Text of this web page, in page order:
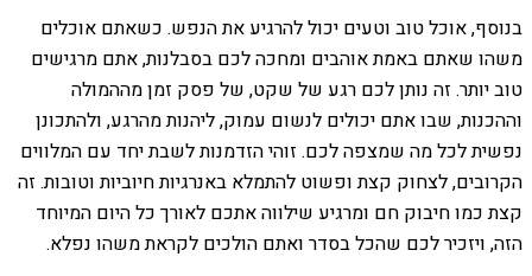
בנוסף, אוכל טוב וטעים יכול להרגיע את הנפש. כשאתם אוכלים
משהו שאתם באמת אוהבים ומחכה לכם בסבלנות, אתם מרגישים
טוב יותר. זה נותן לכם רגע של שקט, של פסק זמן מההמולה
וההכנות, שבו אתם יכולים לנשום עמוק, ליהנות מהרגע, ולהתכונן
נפשית לכל מה שמצפה לכם. זוהי הזדמנות לשבת יחד עם המלווים
הקרובים, לצחוק קצת ופשוט להתמלא באנרגיות חיוביות וטובות. זה
קצת כמו חיבוק חם ומרגיע שילווה אתכם לאורך כל היום המיוחד
הזה, ויזכיר לכם שהכל בסדר ואתם הולכים לקראת משהו נפלא.